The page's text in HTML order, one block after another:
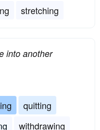
stretching
into another
quitting
withdrawing